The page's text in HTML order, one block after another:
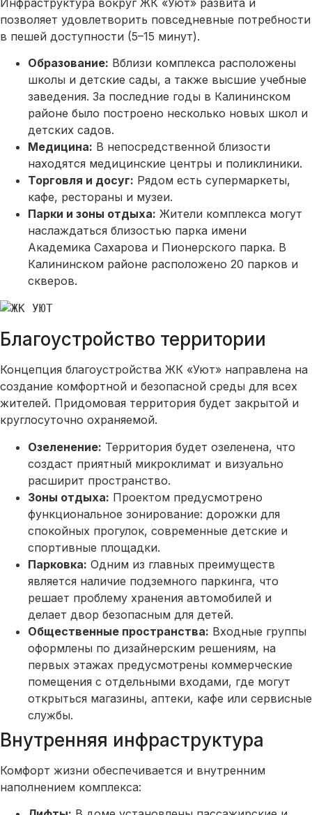
Инфраструктура вокруг ЖК «Уют» развита и
позволяет удовлетворить повседневные потребности
в пешей доступности (5–15 минут).
Образование: Вблизи комплекса расположены
школы и детские сады, а также высшие учебные
заведения. За последние годы в Калининском
районе было построено несколько новых школ и
детских садов.
Медицина: В непосредственной близости
находятся медицинские центры и поликлиники.
Торговля и досуг: Рядом есть супермаркеты,
кафе, рестораны и музеи.
Парки и зоны отдыха: Жители комплекса могут
наслаждаться близостью парка имени
Академика Сахарова и Пионерского парка. В
Калининском районе расположено 20 парков и
скверов.
Благоустройство территории
Концепция благоустройства ЖК «Уют» направлена на
создание комфортной и безопасной среды для всех
жителей. Придомовая территория будет закрытой и
круглосуточно охраняемой.
Озеленение: Территория будет озеленена, что
создаст приятный микроклимат и визуально
расширит пространство.
Зоны отдыха: Проектом предусмотрено
функциональное зонирование: дорожки для
спокойных прогулок, современные детские и
спортивные площадки.
Парковка: Одним из главных преимуществ
является наличие подземного паркинга, что
решает проблему хранения автомобилей и
делает двор безопасным для детей.
Общественные пространства: Входные группы
оформлены по дизайнерским решениям, на
первых этажах предусмотрены коммерческие
помещения с отдельными входами, где могут
открыться магазины, аптеки, кафе или сервисные
службы.
Внутренняя инфраструктура
Комфорт жизни обеспечивается и внутренним
наполнением комплекса: